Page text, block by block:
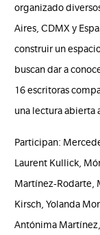
organizado
Aires, CDMX y
construir un
buscan dar a
16 escritoras
una lectura abierta
Participan:
Laurent Kullick,
Martínez-Rodarte,
Kirsch, Yolanda
Antónima